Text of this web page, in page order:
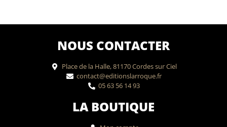
NOUS CONTACTER
Place de la Halle, 81170 Cordes sur Ciel
contact@editionslarroque.fr
05 63 56 14 93
LA BOUTIQUE